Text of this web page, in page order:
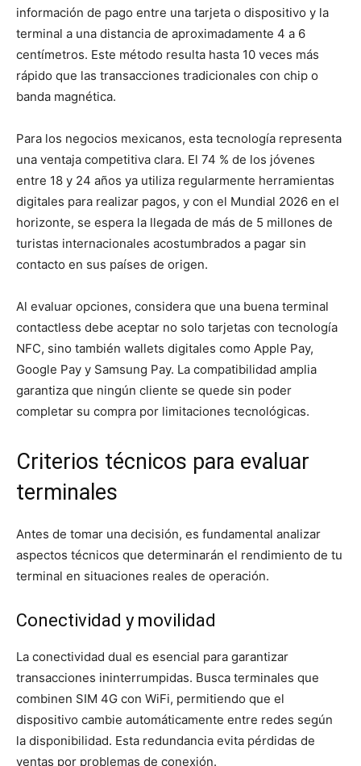
información de pago entre una tarjeta o dispositivo y la
terminal a una distancia de aproximadamente 4 a 6
centímetros. Este método resulta hasta 10 veces más
rápido que las transacciones tradicionales con chip o
banda magnética.
Para los negocios mexicanos, esta tecnología representa
una ventaja competitiva clara. El 74 % de los jóvenes
entre 18 y 24 años ya utiliza regularmente herramientas
digitales para realizar pagos, y con el Mundial 2026 en el
horizonte, se espera la llegada de más de 5 millones de
turistas internacionales acostumbrados a pagar sin
contacto en sus países de origen.
Al evaluar opciones, considera que una buena terminal
contactless debe aceptar no solo tarjetas con tecnología
NFC, sino también wallets digitales como Apple Pay,
Google Pay y Samsung Pay. La compatibilidad amplia
garantiza que ningún cliente se quede sin poder
completar su compra por limitaciones tecnológicas.
Criterios técnicos para evaluar
terminales
Antes de tomar una decisión, es fundamental analizar
aspectos técnicos que determinarán el rendimiento de tu
terminal en situaciones reales de operación.
Conectividad y movilidad
La conectividad dual es esencial para garantizar
transacciones ininterrumpidas. Busca terminales que
combinen SIM 4G con WiFi, permitiendo que el
dispositivo cambie automáticamente entre redes según
la disponibilidad. Esta redundancia evita pérdidas de
ventas por problemas de conexión.